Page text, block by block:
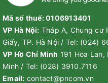
Mã số thuế: 0106913401
VP Hà Nội: Tháp A, Chung cư
Giấy, TP. Hà Nội / Tel: (024)
VP Hồ Chí Minh 191 Hoa Lan,
Minh / Tel: (028) 3910.7116
Email: contact@pncom.vn